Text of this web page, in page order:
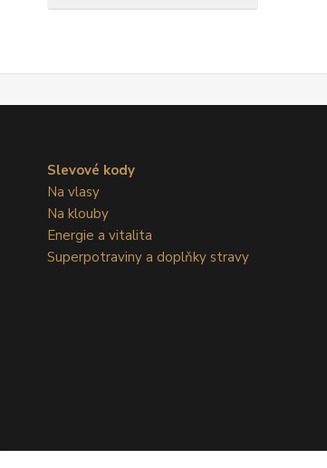
Slevové kody
Na vlasy
Na klouby
Energie a vitalita
Superpotraviny a doplňky stravy